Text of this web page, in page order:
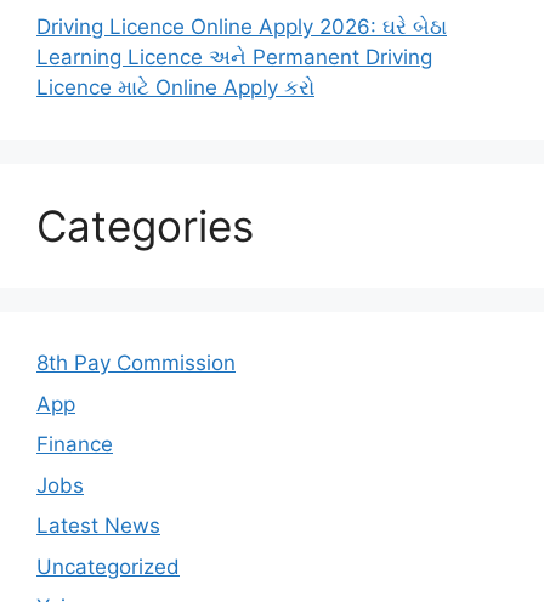
Driving Licence Online Apply 2026: ઘરે બેઠા
Learning Licence અને Permanent Driving
Licence માટે Online Apply કરો
Categories
8th Pay Commission
App
Finance
Jobs
Latest News
Uncategorized